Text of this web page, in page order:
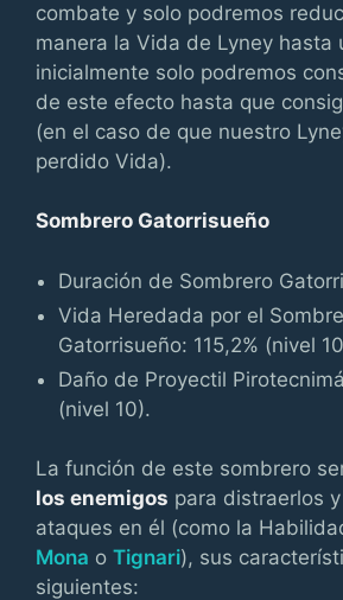
combate y solo podremos
manera la Vida de Lyney hasta
inicialmente solo podremos
de este efecto hasta que
(en el caso de que nuestro
perdido Vida).
Sombrero Gatorrisueño
Duración de Sombrero
Vida Heredada por el
Gatorrisueño: 115,2% (nivel
Daño de Proyectil
(nivel 10).
La función de este sombrero
los enemigos para distraerlos
ataques en él (como la
Mona o Tignari), sus
siguientes: